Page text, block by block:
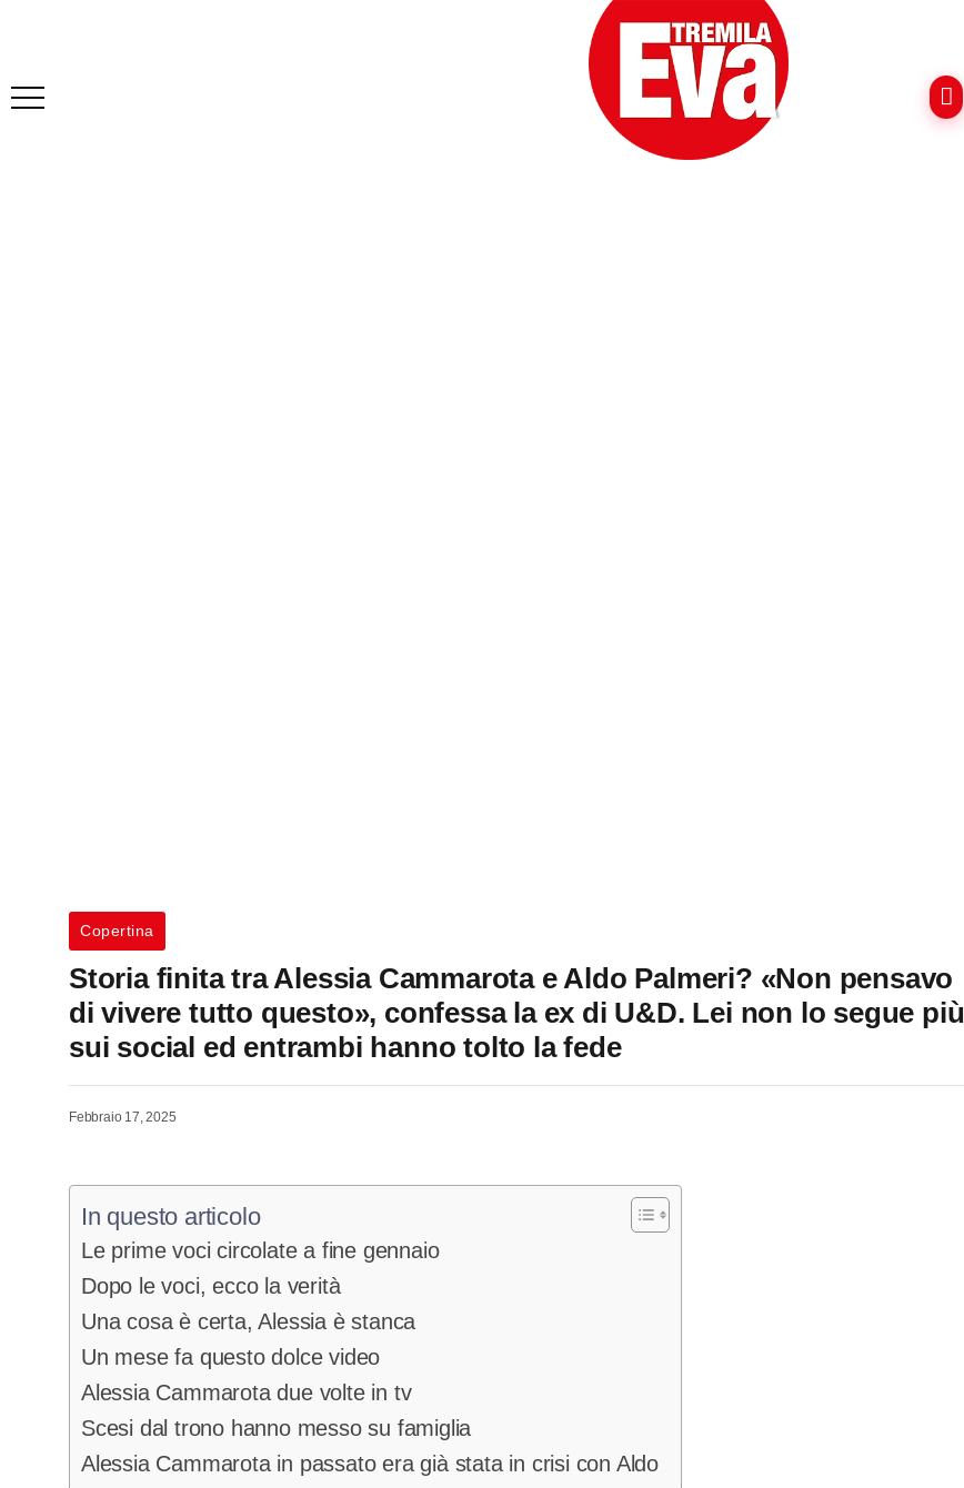
Copertina
Storia finita tra Alessia Cammarota e Aldo Palmeri? «Non pensavo
di vivere tutto questo», confessa la ex di U&D. Lei non lo segue più
sui social ed entrambi hanno tolto la fede
Febbraio 17, 2025
In questo articolo
Le prime voci circolate a fine gennaio
Dopo le voci, ecco la verità
Una cosa è certa, Alessia è stanca
Un mese fa questo dolce video
Alessia Cammarota due volte in tv
Scesi dal trono hanno messo su famiglia
Alessia Cammarota in passato era già stata in crisi con Aldo